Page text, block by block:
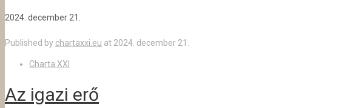
2024. december 21.
Published by chartaxxi.eu at 2024. december 21.
Charta XXI
Az igazi erő